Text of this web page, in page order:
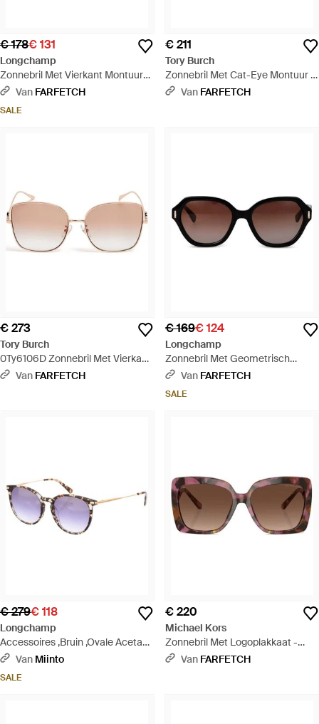
€ 178€ 131
Longchamp
Zonnebril Met Vierkant Montuur
En Bamboe Detail - Zwart
Van FARFETCH
SALE
€ 211
Tory Burch
Zonnebril Met Cat-Eye Montuur -
Metallic
Van FARFETCH
€ 273
Tory Burch
0Ty6106D Zonnebril Met Vierkant
Montuur - Roze
Van FARFETCH
€ 169€ 124
Longchamp
Zonnebril Met Geometrisch
Montuur - Zwart
Van FARFETCH
SALE
€ 279€ 118
Longchamp
Accessoires ,Bruin ,Ovale Acetaat
Zonnebril Met Metalen
Van Miinto
SALE
€ 220
Michael Kors
Zonnebril Met Logoplakkaat -
BruinVan FARFETCH